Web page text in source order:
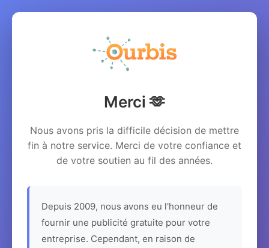
Merci 🫶
Nous avons pris la difficile décision de mettre
fin à notre service. Merci de votre confiance et
de votre soutien au fil des années.
Depuis 2009, nous avons eu l'honneur de
fournir une publicité gratuite pour votre
entreprise. Cependant, en raison de